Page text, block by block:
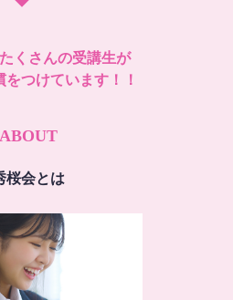
たくさんの受講生が
つけています！！
ABOUT
桜会とは